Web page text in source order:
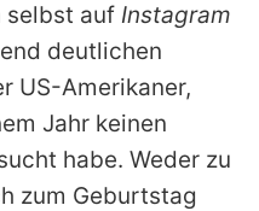
selbst auf Instagram
deutlichen
US-Amerikaner,
Jahr keinen
habe. Weder zu
zum Geburtstag